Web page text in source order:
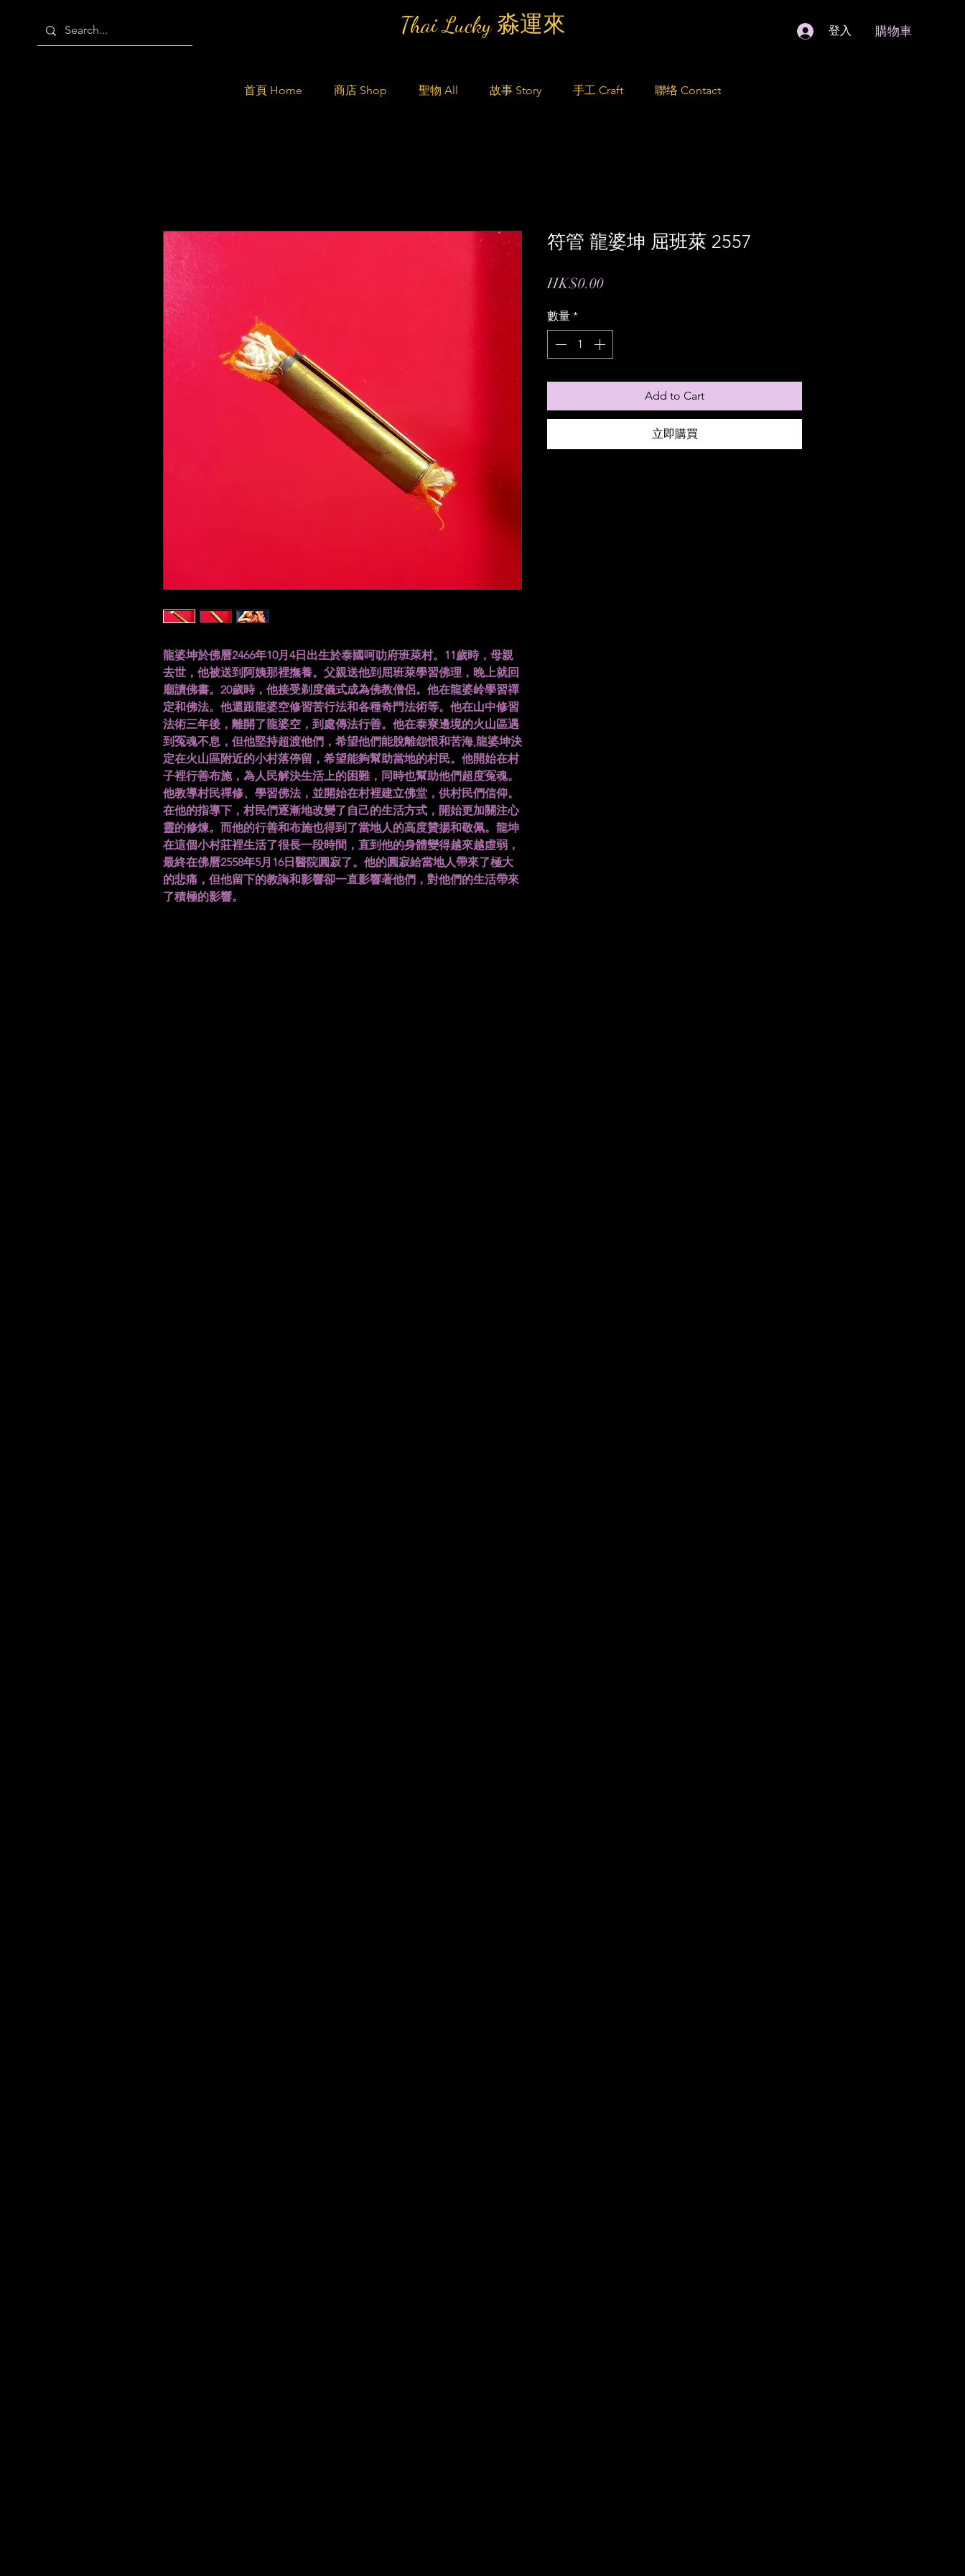
登入 購物車
Thai Lucky 淼運來
首頁 Home 商店 Shop 聖物 All 故事 Story 手工 Craft 聯络 Contact
龍婆坤於佛曆2466年10月4日出生於泰國呵叻府班萊村。11歲時，母親
去世，他被送到阿姨那裡撫養。父親送他到屈班萊學習佛理，晚上就回
廟讀佛書。20歲時，他接受剃度儀式成為佛教僧侶。他在龍婆岭學習禪
定和佛法。他還跟龍婆空修習苦行法和各種奇門法術等。他在山中修習
法術三年後，離開了龍婆空，到處傳法行善。他在泰寮邊境的火山區遇
到冤魂不息，但他堅持超渡他們，希望他們能脫離怨恨和苦海,龍婆坤決
定在火山區附近的小村落停留，希望能夠幫助當地的村民。他開始在村
子裡行善布施，為人民解決生活上的困難，同時也幫助他們超度冤魂。
他教導村民禪修、學習佛法，並開始在村裡建立佛堂，供村民們信仰。
在他的指導下，村民們逐漸地改變了自己的生活方式，開始更加關注心
靈的修煉。而他的行善和布施也得到了當地人的高度贊揚和敬佩。龍坤
在這個小村莊裡生活了很長一段時間，直到他的身體變得越來越虛弱，
最終在佛曆2558年5月16日醫院圓寂了。他的圓寂給當地人帶來了極大
的悲痛，但他留下的教誨和影響卻一直影響著他們，對他們的生活帶來
了積極的影響。
符管 龍婆坤 屈班萊 2557
HK$0.00價
數量 *
Add to Cart
立即購買